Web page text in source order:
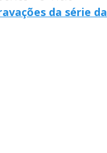
da série